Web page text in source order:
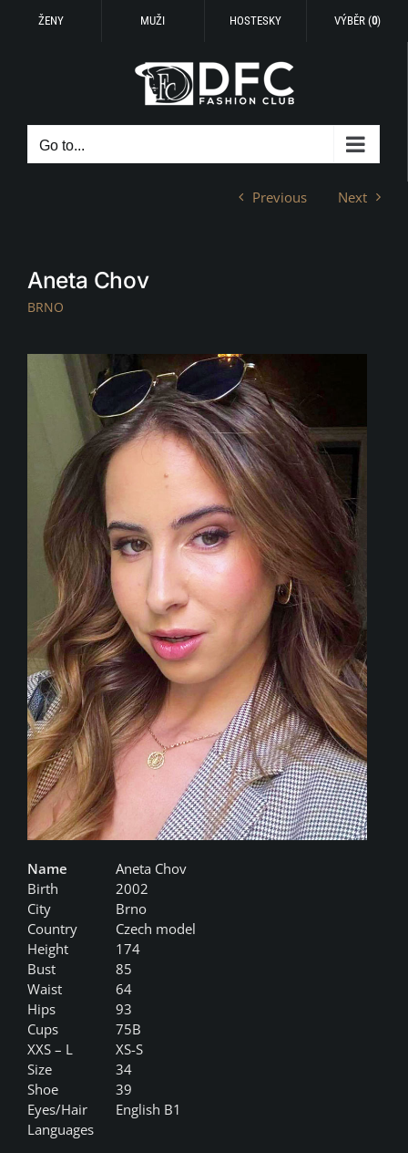
ŽENY MUŽI HOSTESKY VÝBĚR (0)
Go to...
Previous Next
Aneta Chov
BRNO
Name
Aneta Chov
Birth
2002
City
Brno
Country
Czech model
Height
174
Bust
85
Waist
64
Hips
93
Cups
75B
XXS – L
XS-S
Size
34
Shoe
39
Eyes/Hair
English B1
Languages